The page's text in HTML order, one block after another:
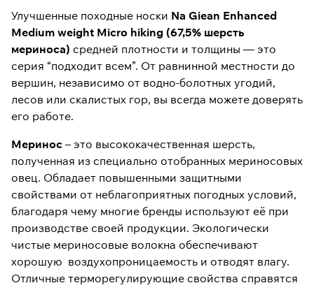
Улучшенные походные носки Na Giean Enhanced
Medium weight Micro hiking (67,5% шерсть
мериноса) средней плотности и толщины — это
серия “подходит всем”. От равнинной местности до
вершин, независимо от водно-болотных угодий,
лесов или скалистых гор, вы всегда можете доверять
его работе.
Меринос – это высококачественная шерсть,
полученная из специально отобранных мериносовых
овец. Обладает повышенными защитными
свойствами от неблагоприятных погодных условий,
благодаря чему многие бренды используют её при
производстве своей продукции. Экологически
чистые мериносовые волокна обеспечивают
хорошую воздухопроницаемость и отводят влагу.
Отличные терморегулирующие свойства справятся